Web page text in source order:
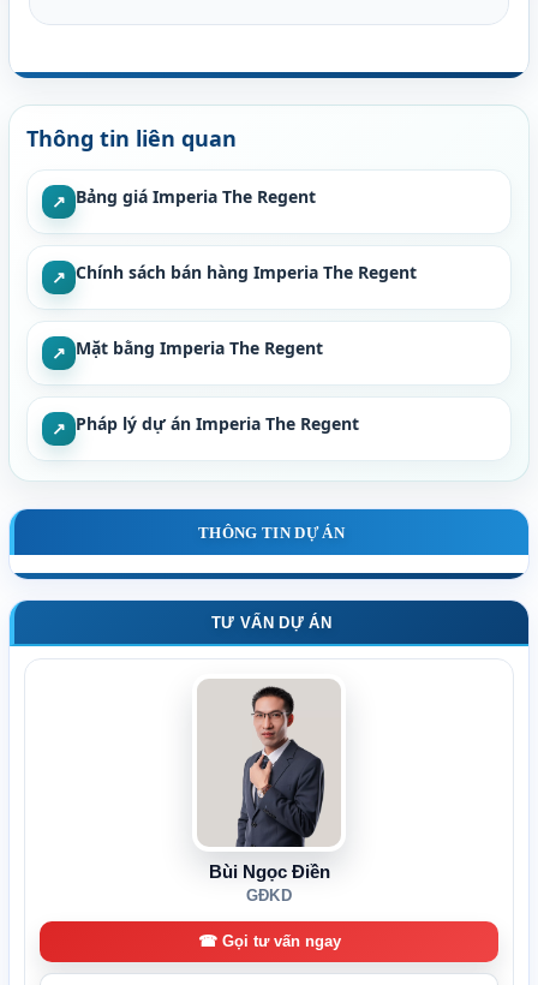
Thông tin liên quan
↗ Bảng giá Imperia The Regent
↗ Chính sách bán hàng Imperia The Regent
↗ Mặt bằng Imperia The Regent
↗ Pháp lý dự án Imperia The Regent
THÔNG TIN DỰ ÁN
TƯ VẤN DỰ ÁN
Bùi Ngọc Điền
GĐKD
☎ Gọi tư vấn ngay